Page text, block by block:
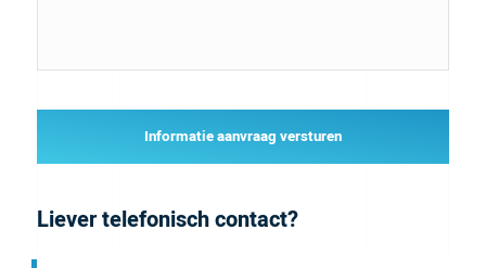
Informatie aanvraag versturen
Liever telefonisch contact?